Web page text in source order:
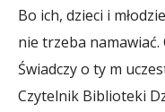
Bo ich, dzieci i
nie trzeba namawiać.
Świadczy o ty m
Czytelnik Biblioteki